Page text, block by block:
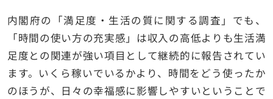
内閣府の「満足度・生活の質に関する調査」でも、
「時間の使い方の充実感」は収入の高低よりも生活満
足度との関連が強い項目として継続的に報告されてい
ます。いくら稼いでいるかより、時間をどう使ったか
のほうが、日々の幸福感に影響しやすいということで